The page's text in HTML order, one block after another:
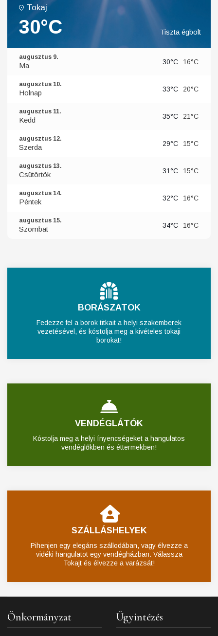
Tokaj
30°C Tiszta égbolt
augusztus 9.
Ma 30°C 16°C
augusztus 10.
Holnap 33°C 20°C
augusztus 11.
Kedd 35°C 21°C
augusztus 12.
Szerda 29°C 15°C
augusztus 13.
Csütörtök 31°C 15°C
augusztus 14.
Péntek 32°C 16°C
augusztus 15.
Szombat 34°C 16°C
BORÁSZATOK
Fedezze fel a borok titkait a helyi szakemberek
vezetésével, és kóstolja meg a kivételes tokaji
borokat!
VENDÉGLÁTÓK
Kóstolja meg a helyi ínyencségeket a hangulatos
vendéglőkben és éttermekben!
SZÁLLÁSHELYEK
Pihenjen egy elegáns szállodában, vagy élvezze a
vidéki hangulatot egy vendégházban. Válassza
Tokajt és élvezze a varázsát!
Önkormányzat Ügyintézés